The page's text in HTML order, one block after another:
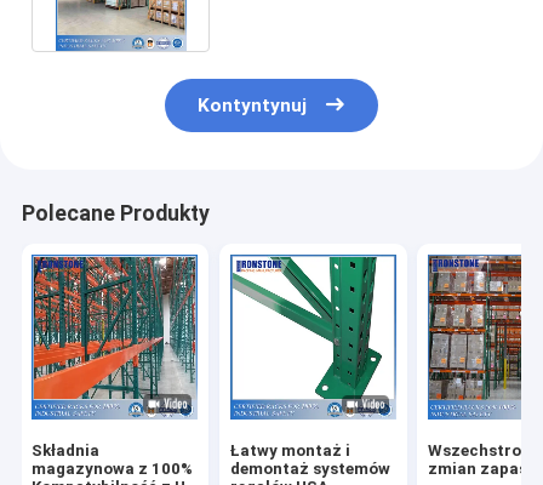
Kontyntynuj
Polecane Produkty
Składnia
magazynowa z 100%
Łatwy montaż i
demontaż systemów
zmian